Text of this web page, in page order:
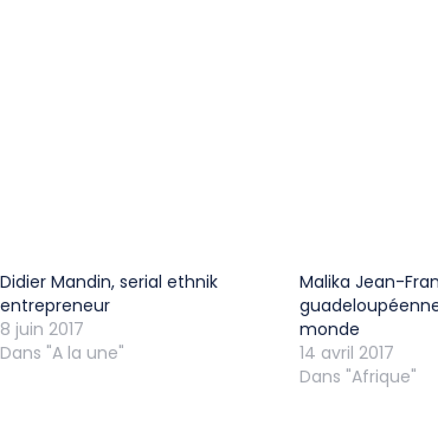
Didier Mandin, serial ethnik
entrepreneur
8 juin 2017
Dans "A la une"
Malika Jean-
monde
14 avril 2017
Dans "Afrique"